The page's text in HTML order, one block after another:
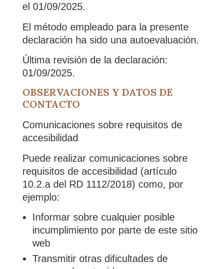
el 01/09/2025.
El método empleado para la presente
declaración ha sido una autoevaluación.
Última revisión de la declaración:
01/09/2025.
OBSERVACIONES Y DATOS DE
CONTACTO
Comunicaciones sobre requisitos de
accesibilidad
Puede realizar comunicaciones sobre
requisitos de accesibilidad (artículo
10.2.a del RD 1112/2018) como, por
ejemplo:
Informar sobre cualquier posible
incumplimiento por parte de este sitio
web
Transmitir otras dificultades de